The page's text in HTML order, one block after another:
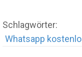
Schlagwörter:
Whatsapp